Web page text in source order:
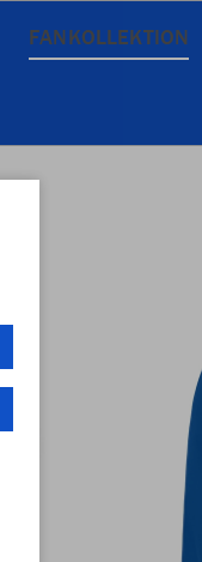
FANKOLLEKTION